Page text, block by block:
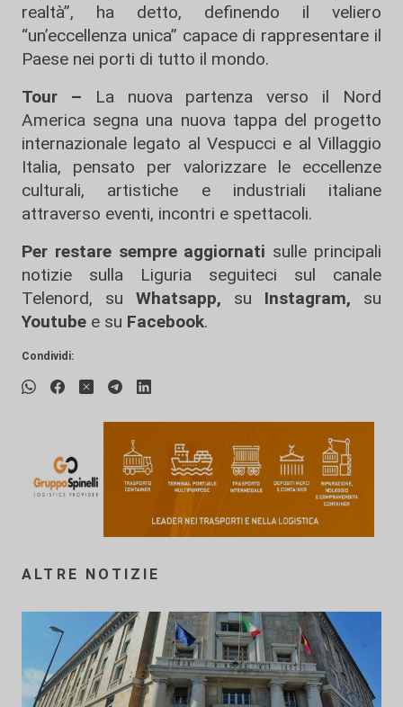
realtà”, ha detto, definendo il veliero
“un’eccellenza unica” capace di rappresentare il
Paese nei porti di tutto il mondo.
Tour – La nuova partenza verso il Nord
America segna una nuova tappa del progetto
internazionale legato al Vespucci e al Villaggio
Italia, pensato per valorizzare le eccellenze
culturali, artistiche e industriali italiane
attraverso eventi, incontri e spettacoli.
Per restare sempre aggiornati sulle principali
notizie sulla Liguria seguiteci sul canale
Telenord, su
Whatsapp, su Instagram, su
Youtube e su Facebook.
Condividi:
ALTRE NOTIZIE